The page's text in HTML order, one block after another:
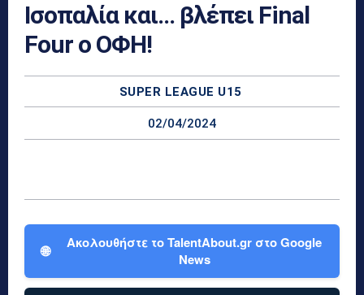
Ισοπαλία και… βλέπει Final
Four ο ΟΦΗ!
SUPER LEAGUE U15
02/04/2024
🌐
Ακολουθήστε το TalentAbout.gr στο Google
News